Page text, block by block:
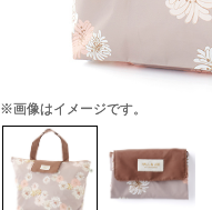
※画像はイメージです。